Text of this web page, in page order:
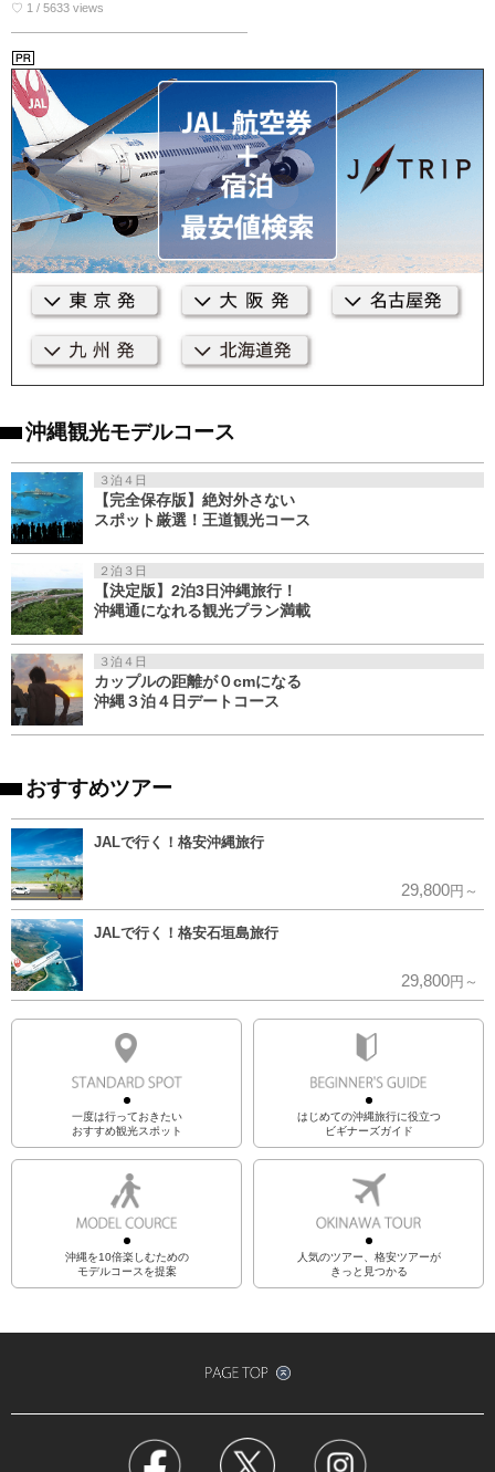
♡ 1 / 5633 views
沖縄観光モデルコース
３泊４日
【完全保存版】絶対外さない
スポット厳選！王道観光コース
２泊３日
【決定版】2泊3日沖縄旅行！
沖縄通になれる観光プラン満載
３泊４日
カップルの距離が０cmになる
沖縄３泊４日デートコース
おすすめツアー
JALで行く！格安沖縄旅行
29,800円～
JALで行く！格安石垣島旅行
29,800円～
一度は行っておきたい
おすすめ観光スポット
はじめての沖縄旅行に役立つ
ビギナーズガイド
沖縄を10倍楽しむための
モデルコースを提案
人気のツアー、格安ツアーが
きっと見つかる